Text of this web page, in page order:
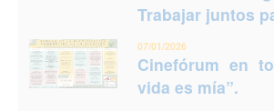
Trabajar juntos
07/01/2026
Cinefórum en
vida es mía”.